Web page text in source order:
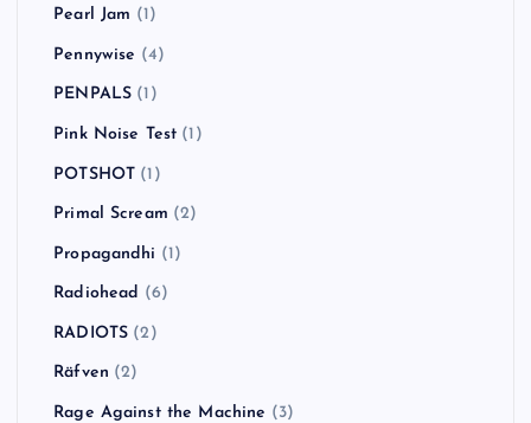
Pearl Jam (1)
Pennywise (4)
PENPALS (1)
Pink Noise Test (1)
POTSHOT (1)
Primal Scream (2)
Propagandhi (1)
Radiohead (6)
RADIOTS (2)
Räfven (2)
Rage Against the Machine (3)